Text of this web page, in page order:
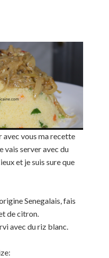
avec vous ma recette
vais server avec du
et je suis sure que
Senegalais, fais
de citron.
avec du riz blanc.